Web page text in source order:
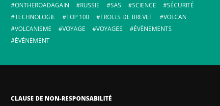
ONTHEROADAGAIN
RUSSIE SAS SCIENCE
SÉCURITÉ
TECHNOLOGIE
TOP 100 TROLLS DE BREVET
VOLCAN
VOLCANISME
VOYAGE VOYAGES
ÉVÈNEMENTS
ÉVÉNEMENT
CLAUSE DE NON-RESPONSABILITÉ